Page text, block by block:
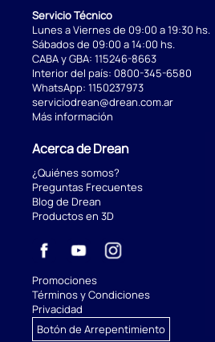
Servicio Técnico
Lunes a Viernes de 09:00 a 19:30 hs.
Sábados de 09:00 a 14:00 hs.
CABA y GBA: 115246-8663
Interior del país: 0800-345-6580
WhatsApp: 1150237973
serviciodrean@drean.com.ar
Más información
Acerca de Drean
¿Quiénes somos?
Preguntas Frecuentes
Blog de Drean
Productos en 3D
Promociones
Términos y Condiciones
Privacidad
Botón de Arrepentimiento